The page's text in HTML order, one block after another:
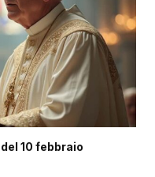
10 febbraio